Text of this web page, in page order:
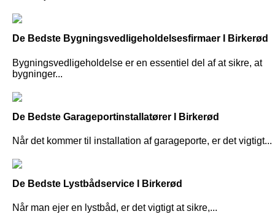
De Bedste Bygningsvedligeholdelsesfirmaer I Birkerød
Bygningsvedligeholdelse er en essentiel del af at sikre, at
bygninger...
De Bedste Garageportinstallatører I Birkerød
Når det kommer til installation af garageporte, er det vigtigt...
De Bedste Lystbådservice I Birkerød
Når man ejer en lystbåd, er det vigtigt at sikre,...